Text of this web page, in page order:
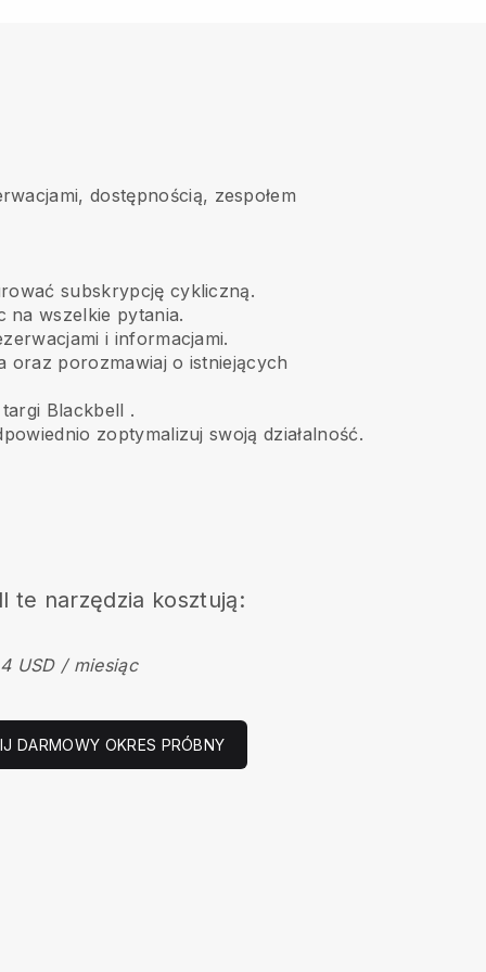
dostępnością, zespołem
subskrypcję cykliczną.
na wszelkie pytania.
i informacjami.
oraz porozmawiaj o istniejących
Blackbell .
zoptymalizuj swoją działalność.
te narzędzia kosztują:
4 USD / miesiąc
DARMOWY OKRES PRÓBNY